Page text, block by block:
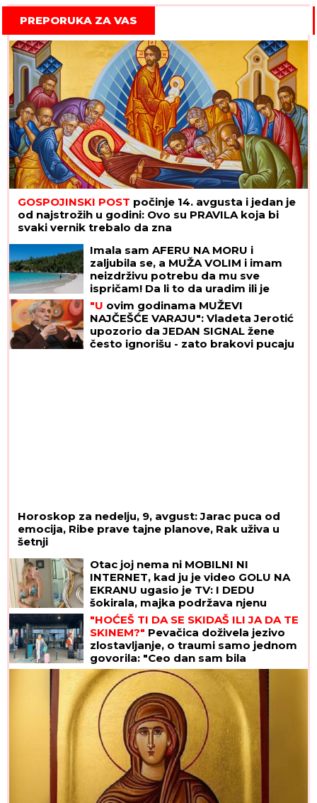
PREPORUKA ZA VAS
GOSPOJINSKI POST počinje 14. avgusta i jedan je
od najstrožih u godini: Ovo su PRAVILA koja bi
svaki vernik trebalo da zna
Imala sam AFERU NA MORU i
zaljubila se, a MUŽA VOLIM i imam
neizdrživu potrebu da mu sve
ispričam! Da li to da uradim ili je
pametnije da ĆUTIM?
"U ovim godinama MUŽEVI
NAJČEŠĆE VARAJU": Vladeta Jerotić
upozorio da JEDAN SIGNAL žene
često ignorišu - zato brakovi pucaju
Horoskop za nedelju, 9, avgust: Jarac puca od
emocija, Ribe prave tajne planove, Rak uživa u
šetnji
Otac joj nema ni MOBILNI NI
INTERNET, kad ju je video GOLU NA
EKRANU ugasio je TV: I DEDU
šokirala, majka podržava njenu
karijeru! Ovo je "obična" porodica
NAJVEĆE UZDANICE HOLIVUDA
"HOĆEŠ TI DA SE SKIDAŠ ILI JA DA TE
SKINEM?" Pevačica doživela jezivo
zlostavljanje, o traumi samo jednom
govorila: "Ceo dan sam bila
zaključana"